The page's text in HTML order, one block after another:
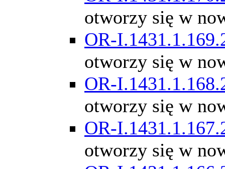
otworzy się w
OR-
otworzy się w
OR-
otworzy się w
OR-
otworzy się w